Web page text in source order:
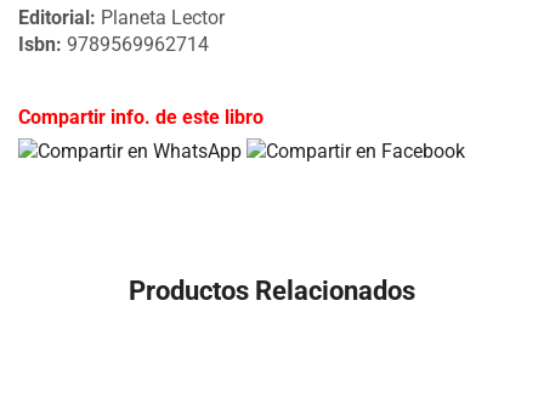
Editorial: Planeta Lector
Isbn: 9789569962714
Compartir info. de este libro
Productos Relacionados